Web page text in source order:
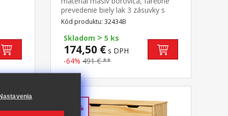
prevedenie biely lak 3 zásuvky s
kovovými pojazdmi, 1 dvierka, 1
polica
Kód produktu: 32434B
Skladom > 5 ks
174,50 €s DPH
-64% 491 € **
-60%